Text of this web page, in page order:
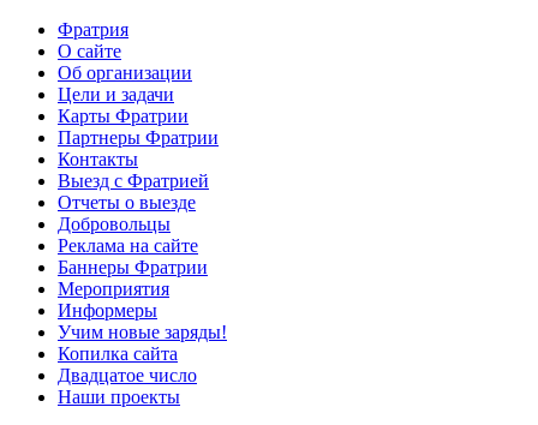
Фратрия
О сайте
Об организации
Цели и задачи
Карты Фратрии
Партнеры Фратрии
Контакты
Выезд с Фратрией
Отчеты о выезде
Добровольцы
Реклама на сайте
Баннеры Фратрии
Мероприятия
Информеры
Учим новые заряды!
Копилка сайта
Двадцатое число
Наши проекты